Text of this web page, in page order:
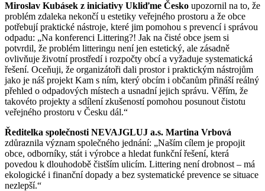
Miroslav Kubásek z iniciativy Ukliďme Česko upozornil na to, že
problém zdaleka nekončí u estetiky veřejného prostoru a že obce
potřebují praktické nástroje, které jim pomohou s prevencí i správou
odpadu: „Na konferenci Littering?! Jak na čisté obce jsem si
potvrdil, že problém litteringu není jen estetický, ale zásadně
ovlivňuje životní prostředí i rozpočty obcí a vyžaduje systematická
řešení. Oceňuji, že organizátoři dali prostor i praktickým nástrojům
jako je náš projekt Kam s ním, který obcím i občanům přináší reálný
přehled o odpadových místech a usnadní jejich správu. Věřím, že
takovéto projekty a sdílení zkušeností pomohou posunout čistotu
veřejného prostoru v Česku dál.“
Ředitelka společnosti NEVAJGLUJ a.s. Martina Vrbová
zdůraznila význam společného jednání: „Naším cílem je propojit
obce, odborníky, stát i výrobce a hledat funkční řešení, která
povedou k dlouhodobě čistším ulicím. Littering není drobnost – má
ekologické i finanční dopady a bez systematické prevence se situace
nezlepší.“